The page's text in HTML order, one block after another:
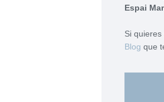
Espai
Si
Blog que